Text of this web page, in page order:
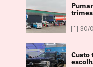
30/
Custo